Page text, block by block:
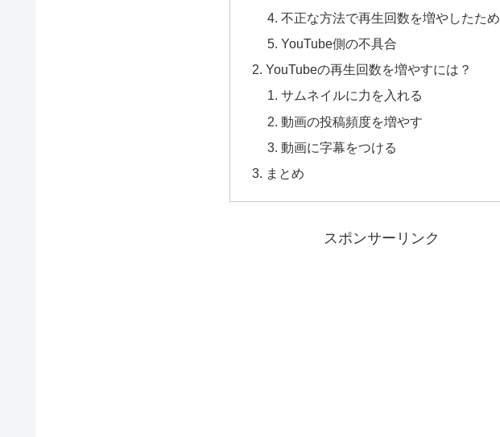
不正な方法で再生回数を増やしたため
YouTube側の不具合
YouTubeの再生回数を増やすには？
サムネイルに力を入れる
動画の投稿頻度を増やす
動画に字幕をつける
まとめ
スポンサーリンク